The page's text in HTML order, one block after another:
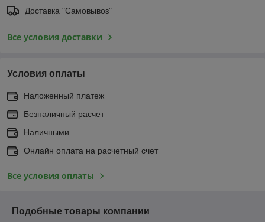
Доставка "Самовывоз"
Все условия доставки
Условия оплаты
Наложенный платеж
Безналичный расчет
Наличными
Онлайн оплата на расчетный счет
Все условия оплаты
Подобные товары компании